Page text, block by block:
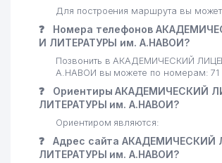
Для построения маршрута вы
❓
Номера телефонов
И ЛИТЕРАТУРЫ им. А.НАВОИ?
Позвонить в АКАДЕМИЧЕСКИЙ
А.НАВОИ вы можете по номерам: 71
❓
Ориентиры АКАДЕМИЧЕСКИЙ
ЛИТЕРАТУРЫ им. А.НАВОИ?
Ориентиром являются:
❓
Адрес сайта
ЛИТЕРАТУРЫ им. А.НАВОИ?